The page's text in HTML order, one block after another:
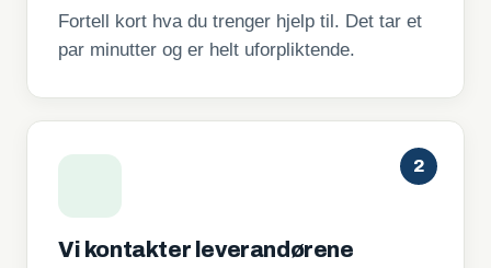
Fortell kort hva du trenger hjelp til. Det tar et
par minutter og er helt uforpliktende.
2
Vi kontakter leverandørene